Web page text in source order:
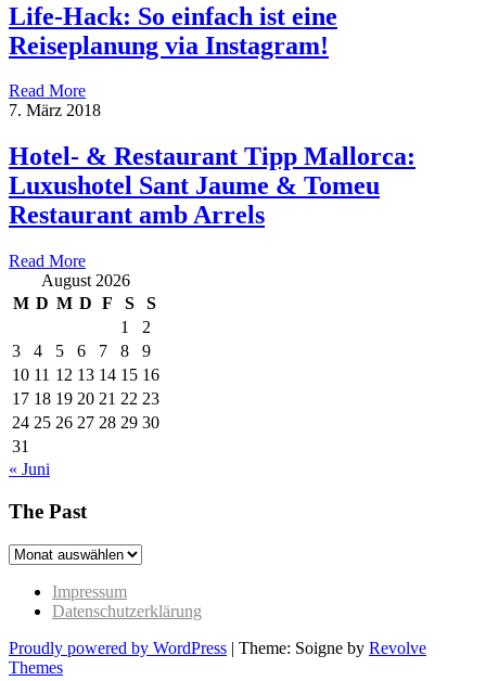
Life-Hack: So einfach ist eine
Reiseplanung via Instagram!
Read More
7. März 2018
Hotel- & Restaurant Tipp Mallorca:
Luxushotel Sant Jaume & Tomeu
Restaurant amb Arrels
Read More
August 2026
M D M D F S
S
1
2
3
4 5 6 7 8
9
10 11 12 13 14 15 16
17 18 19 20 21 22 23
24 25 26 27 28 29 30
31
« Juni
The Past
The
Impressum
Datenschutzerklärung
Proudly powered by WordPress | Theme: Soigne by Revolve
Themes